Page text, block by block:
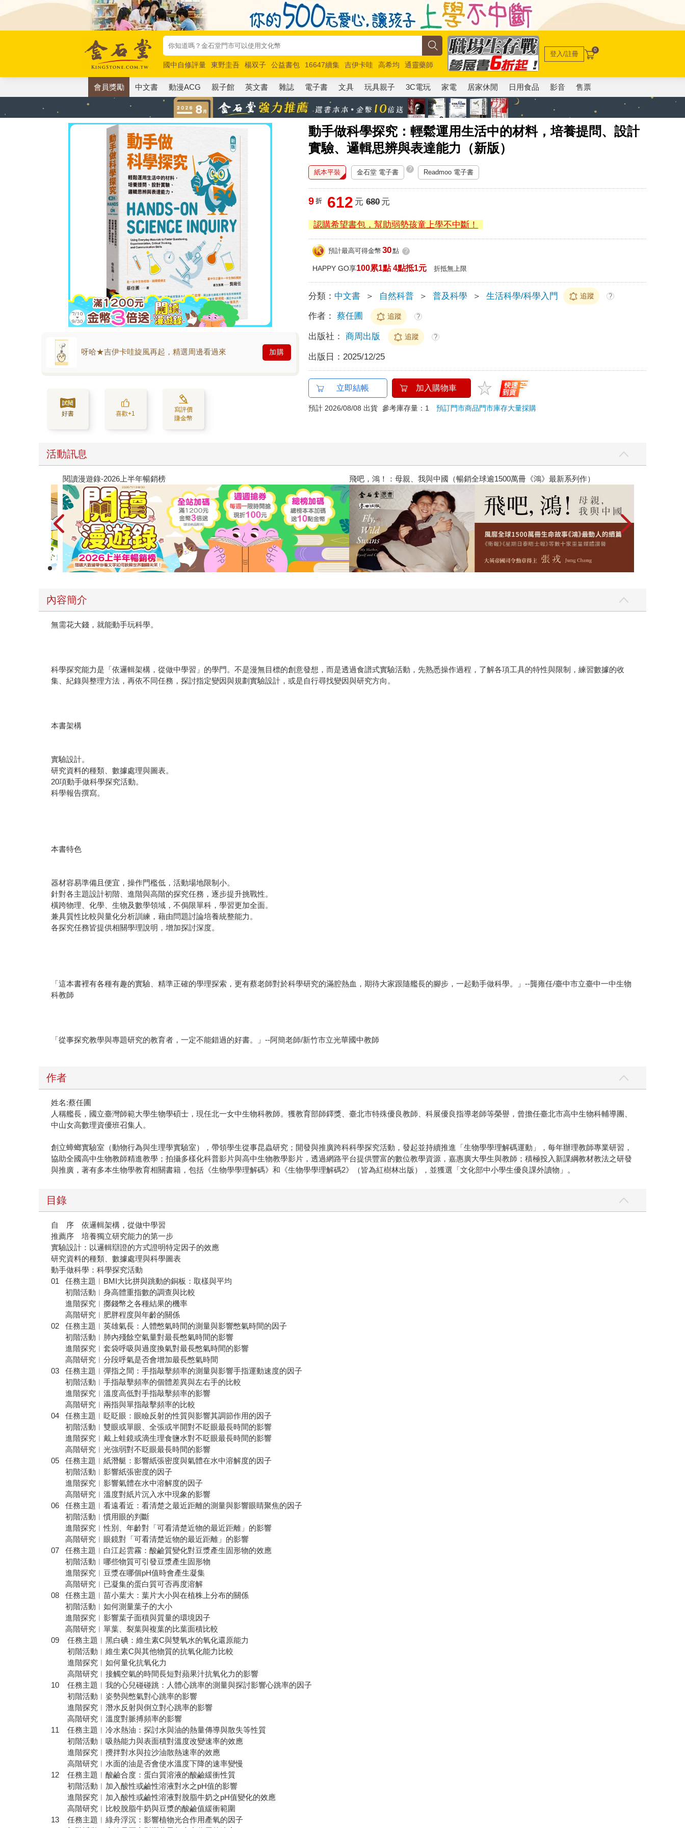
國中自修評量 東野圭吾 楊双子 公益書包 16647續集 吉伊卡哇 高希均
通靈藥師
唯紅花綻放
奧德賽 路邊攤新作 馬斯克 玩具總動員5 超慢跑
登入/註冊 0
會員獎勵 中文書 動漫ACG 親子館 英文書 雜誌 電子書 文具 玩具親子 3C電玩 家電 居家休閒 日用食品 影音 售票
動手做科學探究：輕鬆運用生活中的材料，培養提問、設計
實驗、邏輯思辨與表達能力（新版）
呀哈★吉伊卡哇旋風再起，精選周邊看過來 加購
好書 喜歡+1
寫評價
賺金幣
紙本平裝 金石堂 電子書 ? Readmoo 電子書
9 折 612 元 680元
認購希望書包，幫助弱勢孩童上學不中斷！
預計最高可得金幣 30點 ?
HAPPY GO享100累1點 4點抵1元 折抵無上限
分類： 中文書 ＞ 自然科普 ＞ 普及科學 ＞ 生活科學/科學入門 追蹤 ?
作者： 蔡任圃 追蹤 ?
出版社： 商周出版 追蹤 ?
出版日： 2025/12/25
立即結帳 加入購物車
預計 2026/08/08 出貨 參考庫存量：1預訂門市商品門市庫存大量採購
活動訊息
閱讀漫遊錄-2026上半年暢銷榜 飛吧，鴻！：母親、我與中國（暢銷全球逾1500萬冊《鴻》最新系列作）
內容簡介
無需花大錢，就能動手玩科學。
科學探究能力是「依邏輯架構，從做中學習」的學門。不是漫無目標的創意發想，而是透過食譜式實驗活動，先熟悉操作過程，了解各項工具的特性與限制，練習數據的收
集、紀錄與整理方法，再依不同任務，探討指定變因與規劃實驗設計，或是自行尋找變因與研究方向。
本書架構
實驗設計。
研究資料的種類、數據處理與圖表。
20項動手做科學探究活動。
科學報告撰寫。
本書特色
器材容易準備且便宜，操作門檻低，活動場地限制小。
針對各主題設計初階、進階與高階的探究任務，逐步提升挑戰性。
橫跨物理、化學、生物及數學領域，不侷限單科，學習更加全面。
兼具質性比較與量化分析訓練，藉由問題討論培養統整能力。
各探究任務皆提供相關學理說明，增加探討深度。
「這本書裡有各種有趣的實驗、精準正確的學理探索，更有蔡老師對於科學研究的滿腔熱血，期待大家跟隨艦長的腳步，一起動手做科學。」--龔雍任/臺中市立臺中一中生物
科教師
「從事探究教學與專題研究的教育者，一定不能錯過的好書。」--阿簡老師/新竹市立光華國中教師
作者
姓名:蔡任圃
人稱艦長，國立臺灣師範大學生物學碩士，現任北一女中生物科教師。獲教育部師鐸獎、臺北市特殊優良教師、科展優良指導老師等榮譽，曾擔任臺北市高中生物科輔導團、
中山女高數理資優班召集人。
創立蟑螂實驗室（動物行為與生理學實驗室），帶領學生從事昆蟲研究；開發與推廣跨科科學探究活動，發起並持續推進「生物學學理解碼運動」，每年辦理教師專業研習，
協助全國高中生物教師精進教學；拍攝多樣化科普影片與高中生物教學影片，透過網路平台提供豐富的數位教學資源，嘉惠廣大學生與教師；積極投入新課綱教材教法之研發
與推廣，著有多本生物學教育相關書籍，包括《生物學學理解碼》和《生物學學理解碼2》（皆為紅樹林出版），並獲選「文化部中小學生優良課外讀物」。
目錄
自 序 依邏輯架構，從做中學習
推薦序 培養獨立研究能力的第一步
實驗設計：以邏輯辯證的方式證明特定因子的效應
研究資料的種類、數據處理與科學圖表
動手做科學：科學探究活動
01 任務主題︱BMI大比拼與跳動的銅板：取樣與平均
初階活動︱身高體重指數的調查與比較
進階探究︱擲錢幣之各種結果的機率
高階研究︱肥胖程度與年齡的關係
02 任務主題︱英雄氣長：人體憋氣時間的測量與影響憋氣時間的因子
初階活動︱肺內殘餘空氣量對最長憋氣時間的影響
進階探究︱套袋呼吸與過度換氣對最長憋氣時間的影響
高階研究︱分段呼氣是否會增加最長憋氣時間
03 任務主題︱彈指之間：手指敲擊頻率的測量與影響手指運動速度的因子
初階活動︱手指敲擊頻率的個體差異與左右手的比較
進階探究︱溫度高低對手指敲擊頻率的影響
高階研究︱兩指與單指敲擊頻率的比較
04 任務主題︱眨眨眼：眼瞼反射的性質與影響其調節作用的因子
初階活動︱雙眼或單眼、全張或半開對不眨眼最長時間的影響
進階探究︱戴上蛙鏡或滴生理食鹽水對不眨眼最長時間的影響
高階研究︱光強弱對不眨眼最長時間的影響
05 任務主題︱紙潛艇：影響紙張密度與氣體在水中溶解度的因子
初階活動︱影響紙張密度的因子
進階探究︱影響氣體在水中溶解度的因子
高階研究︱溫度對紙片沉入水中現象的影響
06 任務主題︱看遠看近：看清楚之最近距離的測量與影響眼睛聚焦的因子
初階活動︱慣用眼的判斷
進階探究︱性別、年齡對「可看清楚近物的最近距離」的影響
高階研究︱眼鏡對「可看清楚近物的最近距離」的影響
07 任務主題︱白江起雲霧：酸鹼質變化對豆漿產生固形物的效應
初階活動︱哪些物質可引發豆漿產生固形物
進階探究︱豆漿在哪個pH值時會產生凝集
高階研究︱已凝集的蛋白質可否再度溶解
08 任務主題︱苗小葉大：葉片大小與在植株上分布的關係
初階活動︱如何測量葉子的大小
進階探究︱影響葉子面積與質量的環境因子
高階研究︱單葉、裂葉與複葉的比葉面積比較
09 任務主題︱黑白碘：維生素C與雙氧水的氧化還原能力
初階活動︱維生素C與其他物質的抗氧化能力比較
進階探究︱如何量化抗氧化力
高階研究︱接觸空氣的時間長短對蘋果汁抗氧化力的影響
10 任務主題︱我的心兒碰碰跳：人體心跳率的測量與探討影響心跳率的因子
初階活動︱姿勢與憋氣對心跳率的影響
進階探究︱潛水反射與倒立對心跳率的影響
高階研究︱溫度對脈搏頻率的影響
11 任務主題︱冷水熱油：探討水與油的熱量傳導與散失等性質
初階活動︱吸熱能力與表面積對溫度改變速率的效應
進階探究︱攪拌對水與拉沙油散熱速率的效應
高階研究︱水面的油是否會使水溫度下降的速率變慢
12 任務主題︱酸鹼合度：蛋白質溶液的酸鹼緩衝性質
初階活動︱加入酸性或鹼性溶液對水之pH值的影響
進階探究︱加入酸性或鹼性溶液對脫脂牛奶之pH值變化的效應
高階研究︱比較脫脂牛奶與豆漿的酸鹼值緩衝範圍
13 任務主題︱綠舟浮沉：影響植物光合作用產氧的因子